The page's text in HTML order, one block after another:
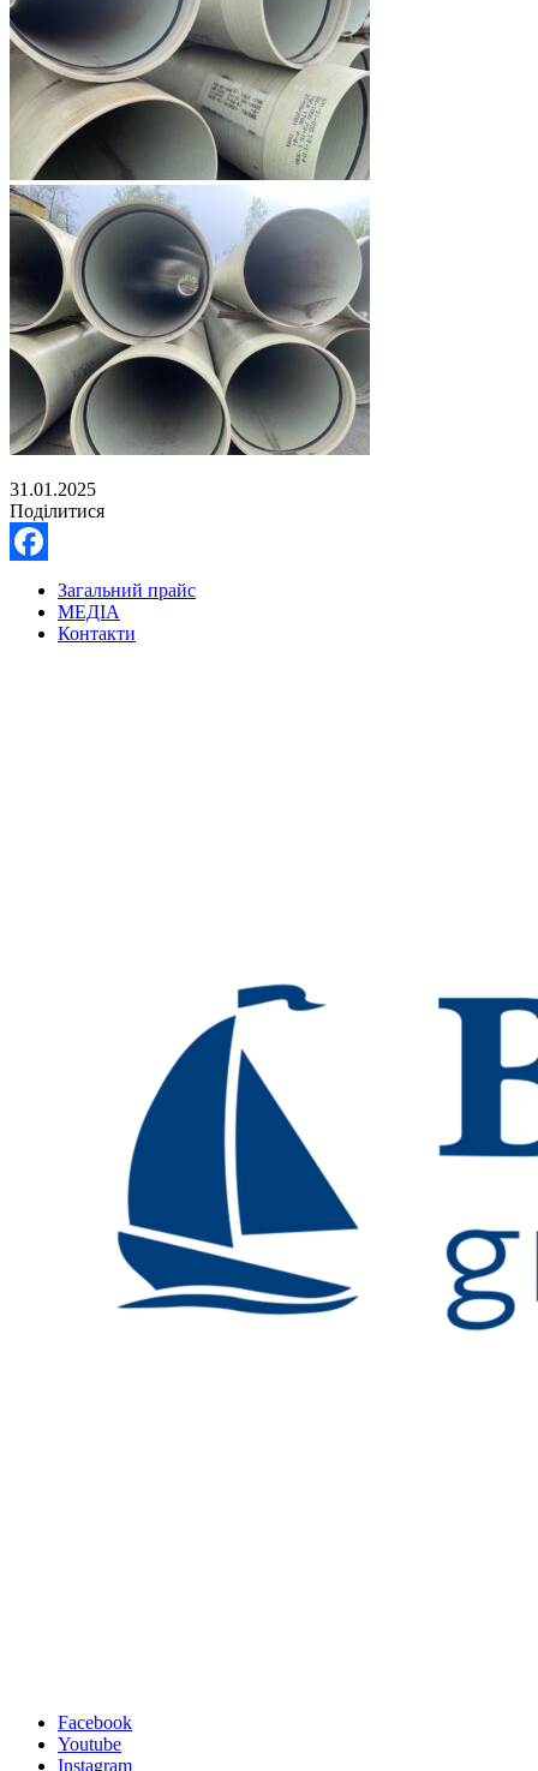
31.01.2025
Поділитися
Facebook
Загальний прайс
МЕДІА
Контакти
Facebook
Youtube
Instagram